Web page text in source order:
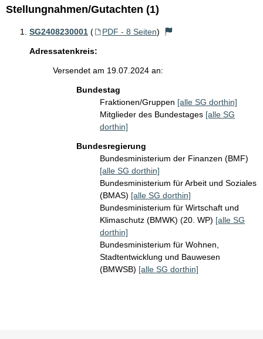
Stellungnahmen/Gutachten (1)
SG2408230001 ( PDF - 8 Seiten)
Adressatenkreis:
Versendet am 19.07.2024 an:
Bundestag
Fraktionen/Gruppen [alle SG dorthin]
Mitglieder des Bundestages [alle SG
dorthin]
Bundesregierung
Bundesministerium der Finanzen (BMF)
[alle SG dorthin]
Bundesministerium für Arbeit und Soziales
(BMAS) [alle SG dorthin]
Bundesministerium für Wirtschaft und
Klimaschutz (BMWK) (20. WP) [alle SG
dorthin]
Bundesministerium für Wohnen,
Stadtentwicklung und Bauwesen
(BMWSB) [alle SG dorthin]